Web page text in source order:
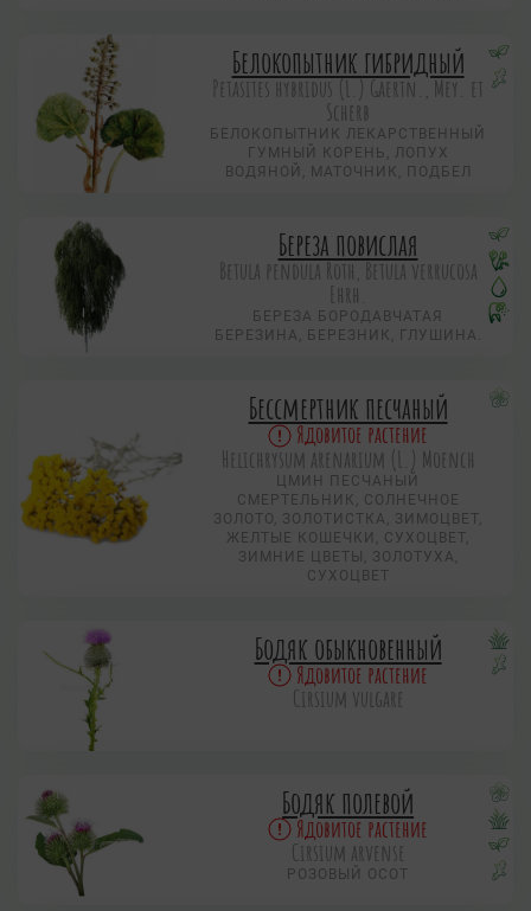
Белокопытник гибридный
Petasites hybridus (L.) Gaertn., Mey. et
Scherb
БЕЛОКОПЫТНИК ЛЕКАРСТВЕННЫЙ
ГУМНЫЙ КОРЕНЬ, ЛОПУХ
ВОДЯНОЙ, МАТОЧНИК, ПОДБЕЛ
Береза повислая
Betula pendula Roth, Betula verrucosa
Ehrh.
БЕРЕЗА БОРОДАВЧАТАЯ
БЕРЕЗИНА, БЕРЕЗНИК, ГЛУШИНА.
Бессмертник песчаный
Ядовитое растение
Helichrysum arenarium (L.) Moench
ЦМИН ПЕСЧАНЫЙ
СМЕРТЕЛЬНИК, СОЛНЕЧНОЕ
ЗОЛОТО, ЗОЛОТИСТКА, ЗИМОЦВЕТ,
ЖЕЛТЫЕ КОШЕЧКИ, СУХОЦВЕТ,
ЗИМНИЕ ЦВЕТЫ, ЗОЛОТУХА,
СУХОЦВЕТ
Бодяк обыкновенный
Ядовитое растение
Cirsium vulgare
Бодяк полевой
Ядовитое растение
Cirsium arvense
РОЗОВЫЙ ОСОТ